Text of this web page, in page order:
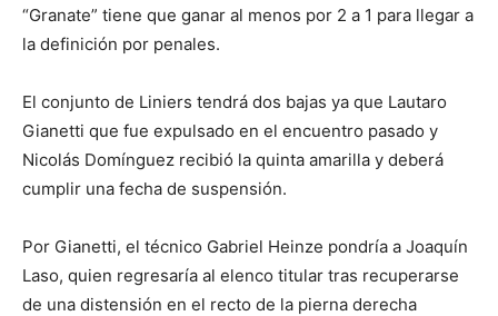
“Granate” tiene que ganar al menos por 2 a 1 para llegar a
la definición por penales.
El conjunto de Liniers tendrá dos bajas ya que Lautaro
Gianetti que fue expulsado en el encuentro pasado y
Nicolás Domínguez recibió la quinta amarilla y deberá
cumplir una fecha de suspensión.
Por Gianetti, el técnico Gabriel Heinze pondría a Joaquín
Laso, quien regresaría al elenco titular tras recuperarse
de una distensión en el recto de la pierna derecha